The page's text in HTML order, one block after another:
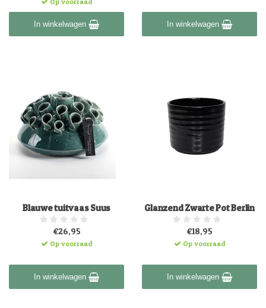
In winkelwagen In winkelwagen
Blauwe tuitvaas Suus
€26,95
Op voorraad
In winkelwagen
Glanzend Zwarte Pot Berlin
€18,95
Op voorraad
In winkelwagen